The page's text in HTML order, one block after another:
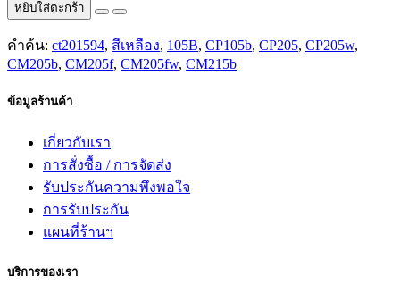
หยิบใส่ตะกร้า
คำค้น: ct201594, สีเหลือง, 105B, CP105b, CP205, CP205w,
CM205b, CM205f, CM205fw, CM215b
ข้อมูลร้านค้า
เกี่ยวกับเรา
การสั่งซื้อ / การจัดส่ง
รับประกันความพึงพอใจ
การรับประกัน
แผนที่ร้านฯ
บริการของเรา